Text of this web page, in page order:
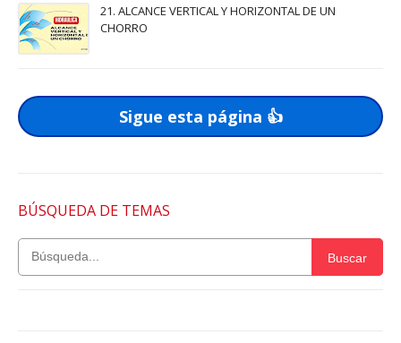
21. ALCANCE VERTICAL Y HORIZONTAL DE UN
CHORRO
Sigue esta página 👍
BÚSQUEDA DE TEMAS
Buscar